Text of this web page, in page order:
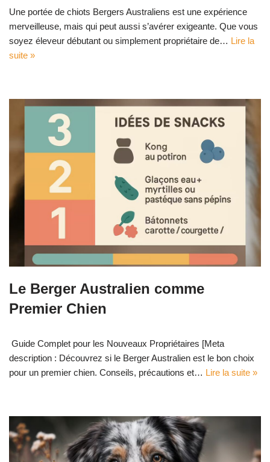
Une portée de chiots Bergers Australiens est une expérience
merveilleuse, mais qui peut aussi s’avérer exigeante. Que vous
soyez éleveur débutant ou simplement propriétaire de… Lire la
suite »
Le Berger Australien comme
Premier Chien
Guide Complet pour les Nouveaux Propriétaires [Meta
description : Découvrez si le Berger Australien est le bon choix
pour un premier chien. Conseils, précautions et… Lire la suite »